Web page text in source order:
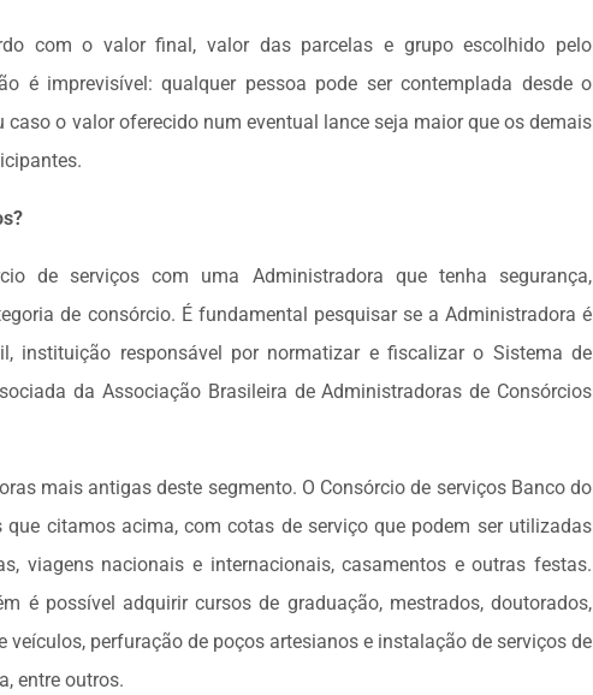
com o valor final, valor das parcelas e grupo escolhido pelo
é imprevisível: qualquer pessoa pode ser contemplada desde o
o valor oferecido num eventual lance seja maior que os demais
de serviços com uma Administradora que tenha segurança,
de consórcio. É fundamental pesquisar se a Administradora é
instituição responsável por normatizar e fiscalizar o Sistema de
da Associação Brasileira de Administradoras de Consórcios
mais antigas deste segmento. O Consórcio de serviços Banco do
citamos acima, com cotas de serviço que podem ser utilizadas
viagens nacionais e internacionais, casamentos e outras festas.
é possível adquirir cursos de graduação, mestrados, doutorados,
perfuração de poços artesianos e instalação de serviços de
entre outros.